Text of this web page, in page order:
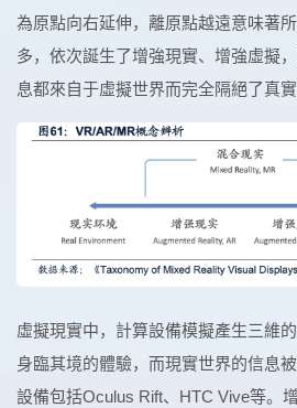
為原點向右延伸，離原點越遠意味著
多，依次誕生了增強現實、增強虛擬
息都來自于虛擬世界而完全隔絕了真
虛擬現實中，計算設備模擬產生三維
身臨其境的體驗，而現實世界的信息
設備包括Oculus Rift、HTC Vive等。